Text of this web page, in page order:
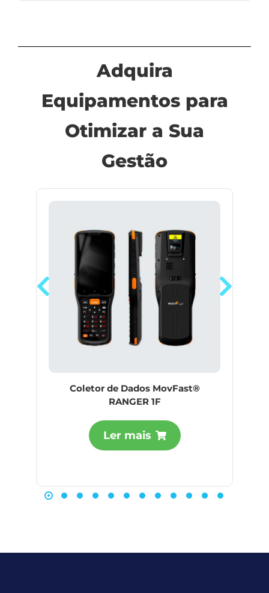
Adquira
Equipamentos para
Otimizar a Sua
Gestão
Coletor de Dados MovFast®
RANGER 1F
Ler mais